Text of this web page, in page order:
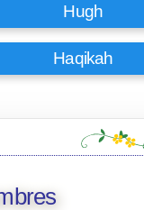
Hugh
Haqikah